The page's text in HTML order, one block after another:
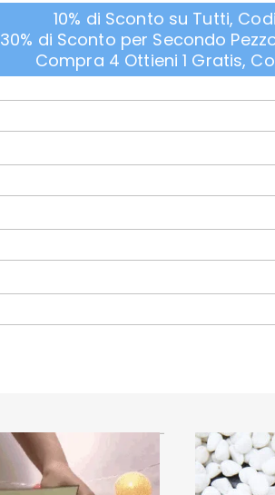
10% di Sconto su Tutti,
30% di Sconto per Secondo
Compra 4 Ottieni 1 Gratis,